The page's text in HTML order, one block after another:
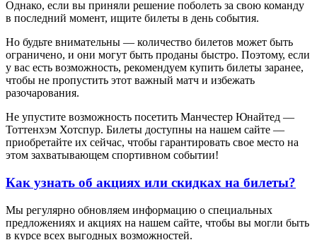
Однако, если вы приняли решение поболеть за свою команду
в последний момент, ищите билеты в день события.
Но будьте внимательны — количество билетов может быть
ограничено, и они могут быть проданы быстро. Поэтому, если
у вас есть возможность, рекомендуем купить билеты заранее,
чтобы не пропустить этот важный матч и избежать
разочарования.
Не упустите возможность посетить Манчестер Юнайтед —
Тоттенхэм Хотспур. Билеты доступны на нашем сайте —
приобретайте их сейчас, чтобы гарантировать свое место на
этом захватывающем спортивном событии!
Как узнать об акциях или скидках на билеты?
Мы регулярно обновляем информацию о специальных
предложениях и акциях на нашем сайте, чтобы вы могли быть
в курсе всех выгодных возможностей.